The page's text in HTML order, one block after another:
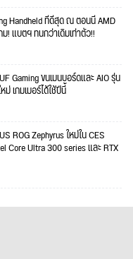
Handheld ที่ดีสุด ณ ตอนนี้ AMD
ม! แบตฯ ทนกว่าเดิมเท่าตัว!!
Gaming ขนเมนบอร์ดและ AIO รุ่น
ม่ เกมเมอร์ได้ใช้ปีนี้
ROG Zephyrus ใหม่ใน CES
Core Ultra 300 series และ RTX